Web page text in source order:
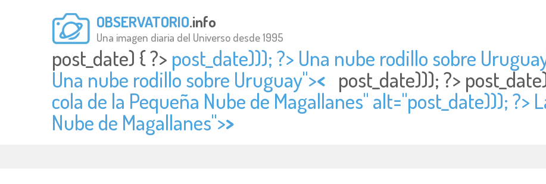
OBSERVATORIO.info
Una imagen diaria del Universo desde 1995
post_date) { ?> post_date))); ?> Una nube rodillo sobre
Una nube rodillo sobre Uruguay">< post_date))); ?>
cola de la Pequeña Nube de Magallanes" alt="post_date))); ?>
Nube de Magallanes">>